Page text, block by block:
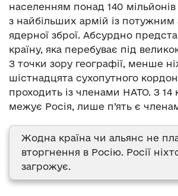
населенням понад 140 мільйонів
з найбільших армій із
ядерної зброї. Абсурдно
країну, яка перебуває під
З точки зору географії, менше
шістнадцята сухопутного
проходить із членами НАТО. З 14
межує Росія, лише п’ять є
Жодна країна чи альянс не
вторгнення в Росію. Росії
загрожує.